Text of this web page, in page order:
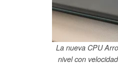
La nueva CPU
nivel con